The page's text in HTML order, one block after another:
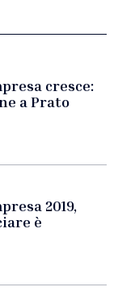
cresce:
a Prato
2019,
è